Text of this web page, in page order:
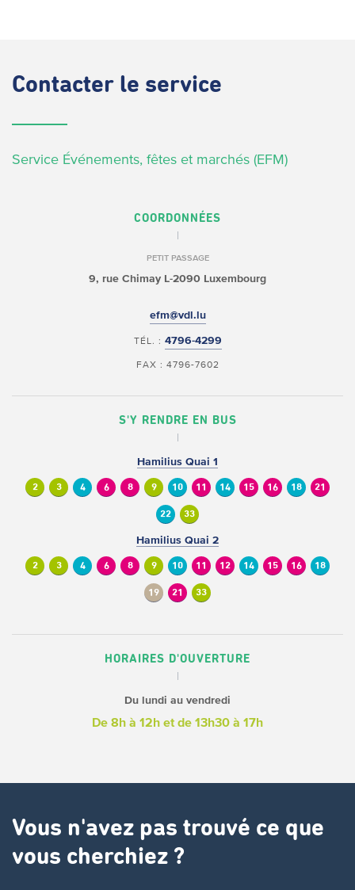
Contacter le service
Service Événements, fêtes et marchés (EFM)
COORDONNÉES
PETIT PASSAGE
9, rue Chimay L-2090 Luxembourg
efm@vdl.lu
TÉL. : 4796-4299
FAX : 4796-7602
S'Y RENDRE EN BUS
Hamilius Quai 1
2 3 4 6 8 9 10 11 14 15 16 18 21
22 33
Hamilius Quai 2
2 3 4 6 8 9 10 11 12 14 15 16 18
19 21 33
HORAIRES D'OUVERTURE
Du lundi au vendredi
De 8h à 12h et de 13h30 à 17h
Vous n'avez pas trouvé ce que
vous cherchiez ?